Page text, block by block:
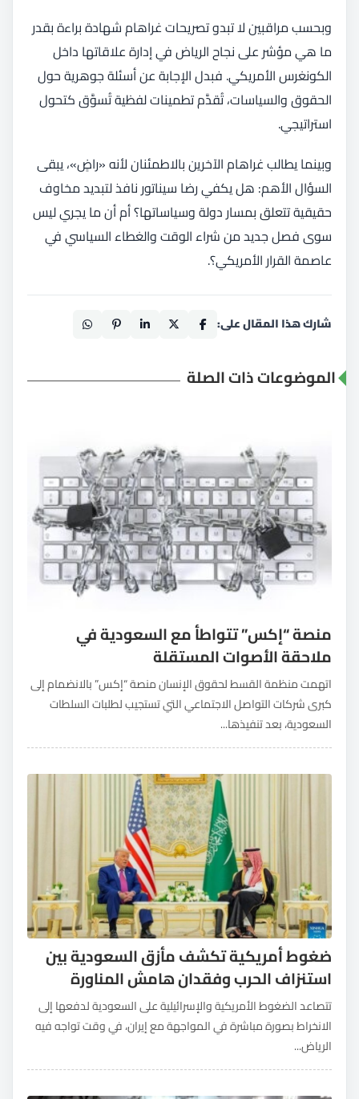
وبحسب مراقبين لا تبدو تصريحات غراهام شهادة براءة بقدر
ما هي مؤشر على نجاح الرياض في إدارة علاقاتها داخل
الكونغرس الأمريكي. فبدل الإجابة عن أسئلة جوهرية حول
الحقوق والسياسات، تُقدَّم تطمينات لفظية تُسوَّق كتحول
استراتيجي.
وبينما يطالب غراهام الآخرين بالاطمئنان لأنه «راضٍ»، يبقى
السؤال الأهم: هل يكفي رضا سيناتور نافذ لتبديد مخاوف
حقيقية تتعلق بمسار دولة وسياساتها؟ أم أن ما يجري ليس
سوى فصل جديد من شراء الوقت والغطاء السياسي في
عاصمة القرار الأمريكي؟.
شارك هذا المقال على:
الموضوعات ذات الصلة
منصة “إكس” تتواطأ مع السعودية في
ملاحقة الأصوات المستقلة
اتهمت منظمة القسط لحقوق الإنسان منصة “إكس” بالانضمام إلى
كبرى شركات التواصل الاجتماعي التي تستجيب لطلبات السلطات
السعودية، بعد تنفيذها...
ضغوط أمريكية تكشف مأزق السعودية بين
استنزاف الحرب وفقدان هامش المناورة
تتصاعد الضغوط الأمريكية والإسرائيلية على السعودية لدفعها إلى
الانخراط بصورة مباشرة في المواجهة مع إيران، في وقت تواجه فيه
الرياض...